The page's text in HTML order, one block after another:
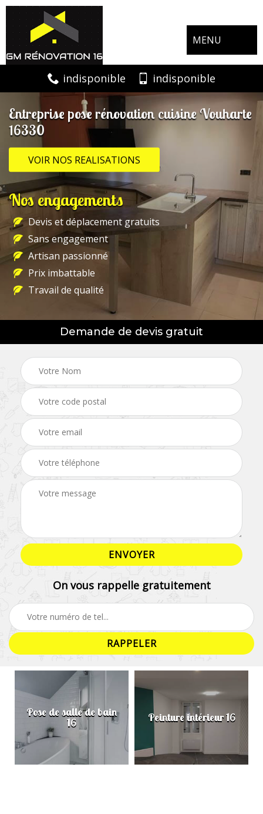
MENU
indisponible indisponible
Entreprise pose rénovation cuisine Vouharte
16330
VOIR NOS REALISATIONS
Nos engagements
Devis et déplacement gratuits
Sans engagement
Artisan passionné
Prix imbattable
Travail de qualité
Demande de devis gratuit
On vous rappelle gratuitement
Pose de salle de bain
16 Peinture intérieur 16